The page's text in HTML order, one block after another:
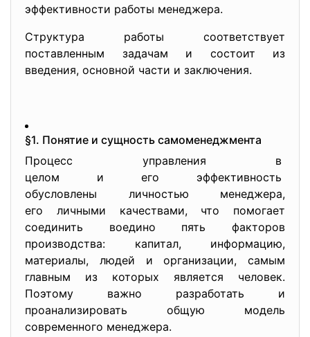
эффективности работы менеджера.
Структура работы соответствует
поставленным задачам и состоит из
введения, основной части и заключения.
§1. Понятие и сущность самоменеджмента
Процесс управления в
целом и его эффективность
обусловлены личностью менеджера,
его личными качествами, что помогает
соединить воедино пять факторов
производства: капитал, информацию,
материалы, людей и организации, самым
главным из которых является человек.
Поэтому важно разработать и
проанализировать общую модель
современного менеджера.